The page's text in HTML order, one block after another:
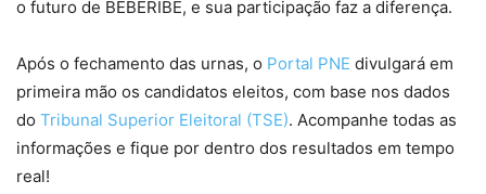
o futuro de BEBERIBE, e sua participação faz a diferença.
Após o fechamento das urnas, o Portal PNE divulgará em
primeira mão os candidatos eleitos, com base nos dados
do Tribunal Superior Eleitoral (TSE). Acompanhe todas as
informações e fique por dentro dos resultados em tempo
real!